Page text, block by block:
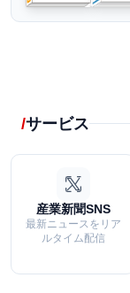
サービス
産業新聞SNS
最新ニュースをリア
ルタイム配信